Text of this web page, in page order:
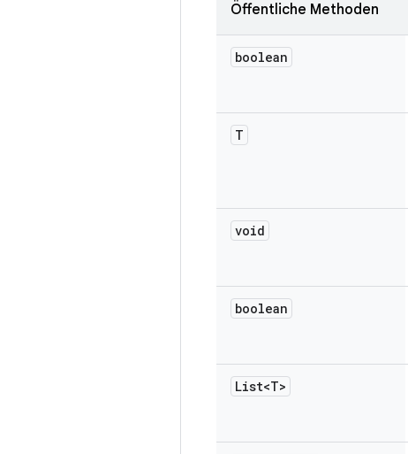
Öffentliche Methoden
boolean
T
void
boolean
List<T>